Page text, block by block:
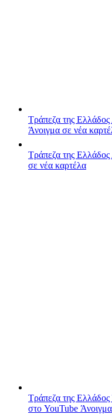
Τράπεζα της Ελλάδος
Άνοιγμα σε νέα
Τράπεζα της Ελλάδος
σε νέα καρτέλα
Τράπεζα της Ελλάδος
στο YouTube